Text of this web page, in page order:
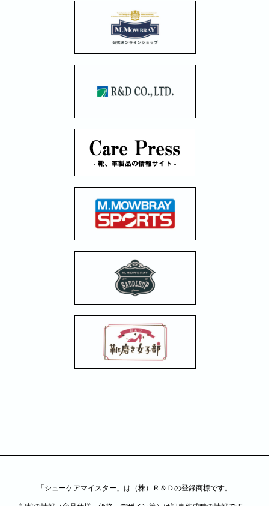
「シューケアマイスター」は（株）Ｒ＆Ｄの登録商標です。